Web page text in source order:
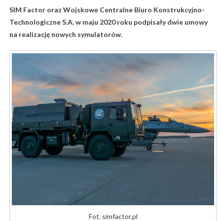
SIM Factor oraz Wojskowe Centralne Biuro Konstrukcyjno-
Technologiczne S.A. w maju 2020 roku podpisały dwie umowy
na realizację nowych symulatorów.
Fot. simfactor.pl